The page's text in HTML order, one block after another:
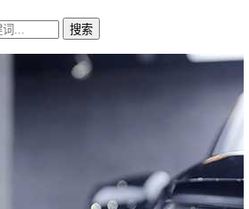
搜索